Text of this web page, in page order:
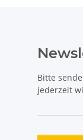
Bitte
jederzeit